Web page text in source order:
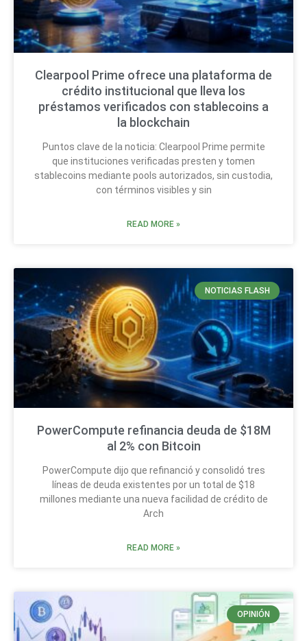
Clearpool Prime ofrece una plataforma de
crédito institucional que lleva los
préstamos verificados con stablecoins a
la blockchain
Puntos clave de la noticia: Clearpool Prime permite
que instituciones verificadas presten y tomen
stablecoins mediante pools autorizados, sin custodia,
con términos visibles y sin
READ MORE »
NOTICIAS FLASH
PowerCompute refinancia deuda de $18M
al 2% con Bitcoin
PowerCompute dijo que refinanció y consolidó tres
líneas de deuda existentes por un total de $18
millones mediante una nueva facilidad de crédito de
Arch
READ MORE »
OPINIÓN